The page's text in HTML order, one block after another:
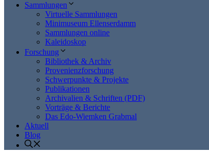
Sammlungen
Virtuelle Sammlungen
Minimuseum Ellenserdamm
Sammlungen online
Kaleidoskop
Forschung
Bibliothek & Archiv
Provenienzforschung
Schwerpunkte & Projekte
Publikationen
Archivalien & Schriften (PDF)
Vorträge & Berichte
Das Edo-Wiemken Grabmal
Aktuell
Blog